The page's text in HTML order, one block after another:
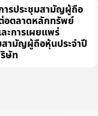
ารประชุมสามัญผู้ถือ
อตลาดหลักทรัพย์
ะการเผยแพร่
สามัญผู้ถือหุ้นประจำปี
ษัท